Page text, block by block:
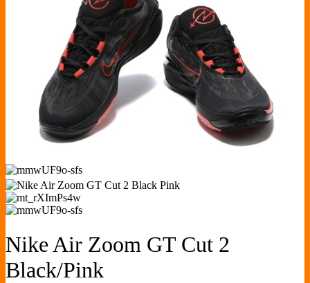
Nike Air Zoom GT Cut 2
Black/Pink